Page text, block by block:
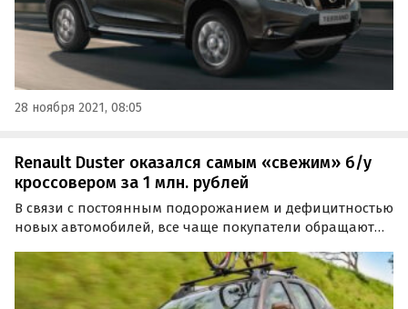
28 ноября 2021, 08:05
Renault Duster оказался самым «свежим» б/у
кроссовером за 1 млн. рублей
В связи с постоянным подорожанием и дефицитностью
новых автомобилей, все чаще покупатели обращают
«Автоновости дня» рассказало о ТОП-5 надежных б/у
иномарок стоимостью порядка 1 млн.